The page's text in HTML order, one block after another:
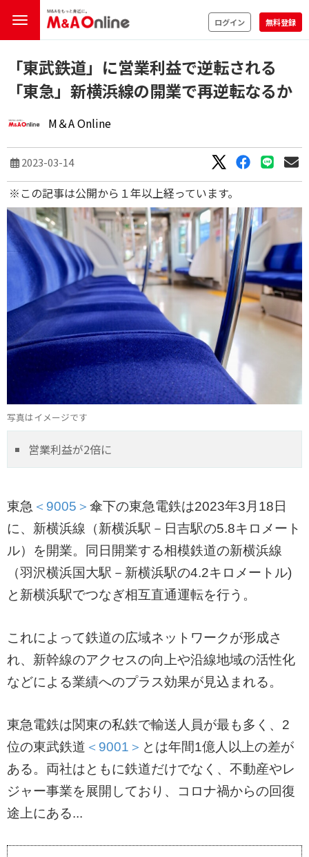
ログイン 無料登録
「東武鉄道」に営業利益で逆転される
「東急」新横浜線の開業で再逆転なるか
M＆A Online
2023-03-14
※この記事は公開から１年以上経っています。
写真はイメージです
営業利益が2倍に
東急 ＜9005＞ 傘下の東急電鉄は2023年3月18日
に、新横浜線（新横浜駅－日吉駅の5.8キロメート
ル）を開業。同日開業する​相模鉄道の新横浜線
（羽沢横浜国大駅－新横浜駅の4.2キロメートル)
と新横浜駅でつなぎ相互直通運転を行う。
これによって鉄道の広域ネットワークが形成さ
れ、新幹線のアクセスの向上や沿線地域の活性化
などによる業績へのプラス効果が見込まれる。
東急電鉄は関東の私鉄で輸送人員が最も多く、2
位の東武鉄道 ＜9001＞ とは年間1億人以上の差が
ある。両社はともに鉄道だけでなく、不動産やレ
ジャー事業を展開しており、コロナ禍からの回復
途上にある...